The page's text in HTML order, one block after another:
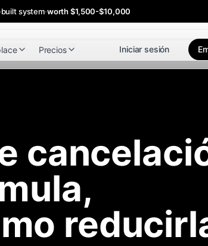
system·worth $1,500-$10,000
Precios Iniciar sesión